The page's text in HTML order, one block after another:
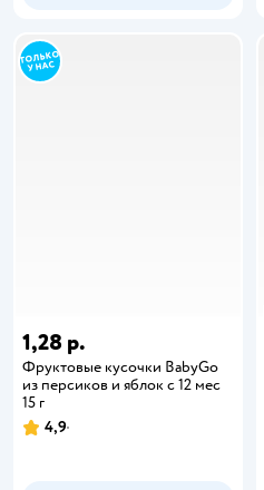
1,28 р.
Фруктовые кусочки BabyGo
из персиков и яблок с 12 мес
15 г
4,9